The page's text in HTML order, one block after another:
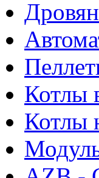
Котлы
Котлы